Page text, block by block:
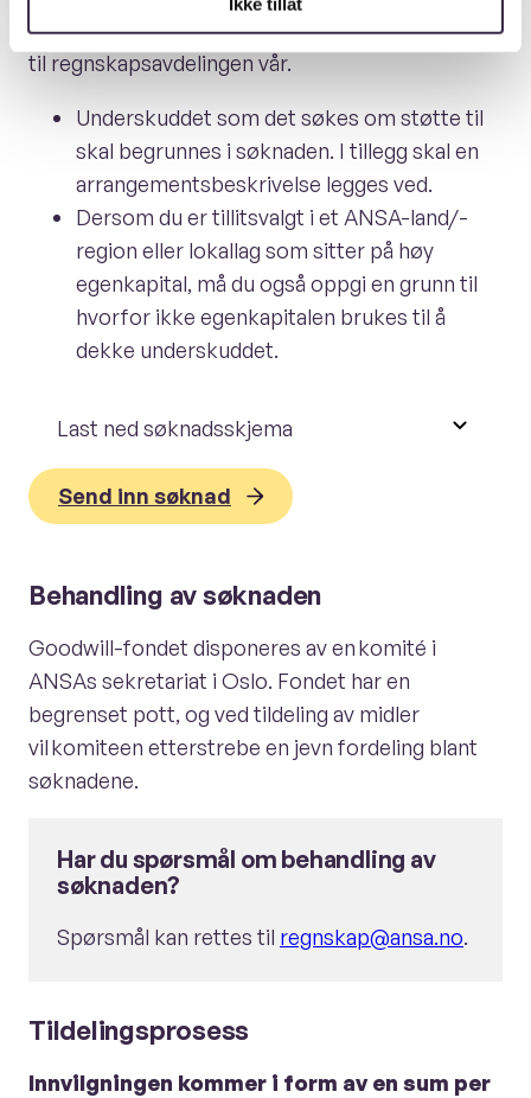
søknadsskjema, fyller ut søknaden og sender den
til regnskapsavdelingen vår.
Underskuddet som det søkes om støtte til
skal begrunnes i søknaden. I tillegg skal en
arrangementsbeskrivelse legges ved.
Dersom du er tillitsvalgt i et ANSA-land/-
region eller lokallag som sitter på høy
egenkapital, må du også oppgi en grunn til
hvorfor ikke egenkapitalen brukes til å
dekke underskuddet.
Last ned søknadsskjema
Send inn søknad
Behandling av søknaden
Goodwill-fondet disponeres av en komité i
ANSAs sekretariat i Oslo. Fondet har en
begrenset pott, og ved tildeling av midler
vil komiteen etterstrebe en jevn fordeling blant
søknadene.
Har du spørsmål om behandling av
søknaden?
Spørsmål kan rettes til regnskap@ansa.no.
Tildelingsprosess
Innvilgningen kommer i form av en sum per